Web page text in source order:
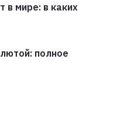
в мире: в каких
полное